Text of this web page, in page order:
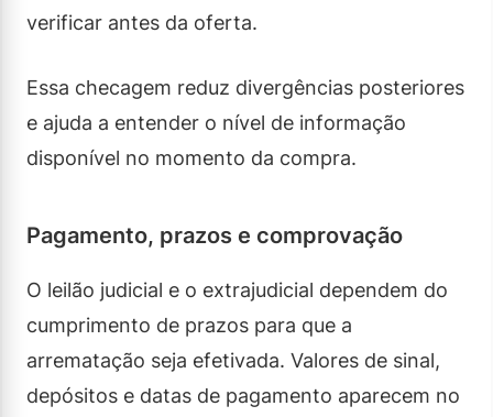
verificar antes da oferta.
Essa checagem reduz divergências posteriores
e ajuda a entender o nível de informação
disponível no momento da compra.
Pagamento, prazos e comprovação
O leilão judicial e o extrajudicial dependem do
cumprimento de prazos para que a
arrematação seja efetivada. Valores de sinal,
depósitos e datas de pagamento aparecem no